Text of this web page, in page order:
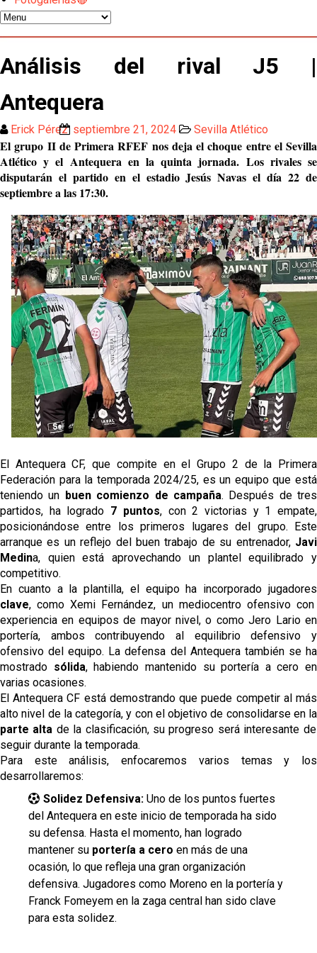
El Sevilla FC pregunta al Atlético de Madrid por la
situación de Iker Luque
Nico Guillén:"Es importante que el equipo sea una
familia y se refleje en el campo"
El Sevilla oficializa el traspaso de Sow
Miguel Sierra: La temporada pasada se vio
reflejado que podemos tirar para delante y
trabajamos con ilusión
Diomande ya es madridista mientras Rodri agita el
OFICIAL | Juanlu se marcha al Bournemouth
Los posibles herederos del número 16 tras la
marcha de Juanlu
Joan Jordán podría tener al Estrela Amadora como
destino este lunes
El Sevilla FC Femenino ya conoce su rival para
semifinales
IDV reclama dinero al Sevilla por Mercado
El Sevilla FC cierra el fichaje de Robbie Ure
Análisis del rival J5 |
Antequera
Erick Pérez septiembre 21, 2024 Sevilla Atlético
El grupo II de Primera RFEF nos deja el choque entre el Sevilla
Atlético y el Antequera en la quinta jornada. Los rivales se
disputarán el partido en el estadio Jesús Navas el día 22 de
septiembre a las 17:30.
El Antequera CF, que compite en el Grupo 2 de la Primera
Federación para la temporada 2024/25, es un equipo que está
teniendo un buen comienzo de campaña. Después de tres
partidos, ha logrado 7 puntos, con 2 victorias y 1 empate,
posicionándose entre los primeros lugares del grupo​. Este
arranque es un reflejo del buen trabajo de su entrenador, Javi
Medina, quien está aprovechando un plantel equilibrado y
competitivo.
En cuanto a la plantilla, el equipo ha incorporado jugadores
clave, como Xemi Fernández, un mediocentro ofensivo con
experiencia en equipos de mayor nivel, o como Jero Lario en
portería, ambos contribuyendo al equilibrio defensivo y
ofensivo del equipo. La defensa del Antequera también se ha
mostrado sólida, habiendo mantenido su portería a cero en
varias ocasiones​.
El Antequera CF está demostrando que puede competir al más
alto nivel de la categoría, y con el objetivo de consolidarse en la
parte alta de la clasificación, su progreso será interesante de
seguir durante la temporada.
Para este análisis, enfocaremos varios temas y los
desarrollaremos:
Solidez Defensiva: Uno de los puntos fuertes
del Antequera en este inicio de temporada ha sido
su defensa. Hasta el momento, han logrado
mantener su portería a cero en más de una
ocasión, lo que refleja una gran organización
defensiva. Jugadores como Moreno en la portería y
Franck Fomeyem en la zaga central han sido clave
para esta solidez.